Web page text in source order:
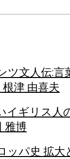
ツ文人伝:
津 由喜夫
イギリス人
雅博
ッパ史 拡